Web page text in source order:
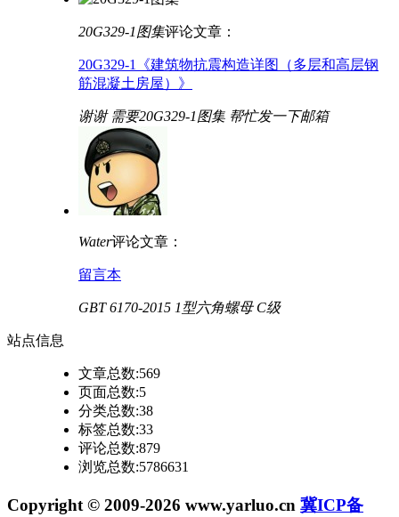
20G329-1图集评论文章：
20G329-1《建筑物抗震构造详图（多层和高层钢
筋混凝土房屋）》
谢谢 需要20G329-1图集 帮忙发一下邮箱
Water评论文章：
留言本
GBT 6170-2015 1型六角螺母 C级
站点信息
文章总数:569
页面总数:5
分类总数:38
标签总数:33
评论总数:879
浏览总数:5786631
Copyright © 2009-2026 www.yarluo.cn 冀ICP备